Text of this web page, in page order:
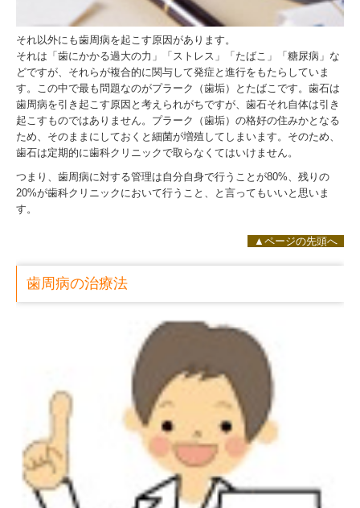
それ以外にも歯周病を起こす原因があります。
それは「歯にかかる過大の力」「ストレス」「たばこ」「糖尿病」な
どですが、それらが複合的に関与して発症と進行をもたらしていま
す。この中で最も問題なのがプラーク（歯垢）とたばこです。歯石は
歯周病を引き起こす原因と考えられがちですが、歯石それ自体は引き
起こすものではありません。プラーク（歯垢）の格好の住みかとなる
ため、そのままにしておくと細菌が増殖してしまいます。そのため、
歯石は定期的に歯科クリニックで取らなくてはいけません。
つまり、歯周病に対する管理は自分自身で行うことが80%、残りの
20%が歯科クリニックにおいて行うこと、と言ってもいいと思いま
す。
▲ページの先頭へ
歯周病の治療法